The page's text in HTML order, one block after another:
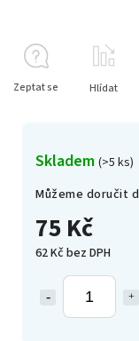
75 Kč
62 Kč bez DPH
Skladem (>5 ks)
Můžeme doručit
Zeptat se Hlídat